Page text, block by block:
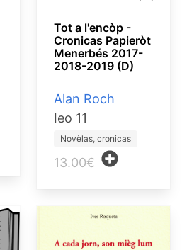
Tot a l'encòp -
Cronicas Papieròt
Menerbés 2017-
2018-2019 (D)
Alan Roch
Ieo 11
Novèlas, cronicas
13.00€